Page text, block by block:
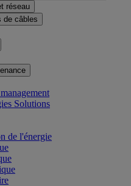
réseau
de câbles
Solutions
de l'énergie